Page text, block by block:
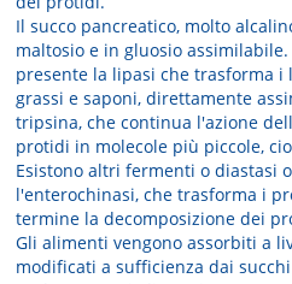
Il succo pancreatico, molto
maltosio e in gluosio
presente la lipasi che trasforma
grassi e saponi, direttamente
tripsina, che continua l'azione
protidi in molecole più piccole,
Esistono altri fermenti o diastasi
l'enterochinasi, che trasforma i
termine la decomposizione dei
Gli alimenti vengono assorbiti a
modificati a sufficienza dai